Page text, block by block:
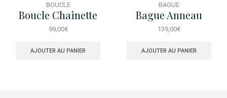
BOUCLE
Boucle Chainette
Marquise
99,00€
AJOUTER AU PANIER
BAGUE
Bague Anneau
Constellation
139,00€
AJOUTER AU PANIER